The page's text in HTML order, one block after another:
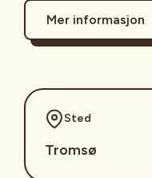
Mer informasjon
Sted
Tromsø